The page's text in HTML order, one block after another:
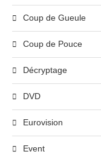
Coup de Gueule
Coup de Pouce
Décryptage
DVD
Eurovision
Event